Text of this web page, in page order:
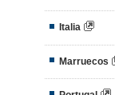
Italia
Marruecos